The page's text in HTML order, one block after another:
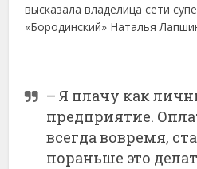
высказала владелица сети
«Бородинский» Наталья
– Я плачу как
предприятие.
всегда вовремя,
пораньше это